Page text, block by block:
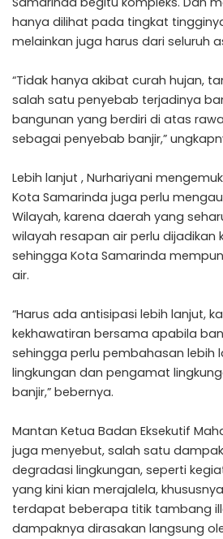
hanya dilihat pada tingkat
melainkan juga harus dari seluruh
“Tidak hanya akibat curah hujan,
salah satu penyebab terjadinya
bangunan yang berdiri di atas
sebagai penyebab banjir,”
Lebih lanjut , Nurhariyani
Kota Samarinda juga perlu
Wilayah, karena daerah yang
wilayah resapan air perlu dijadikan
sehingga Kota Samarinda
air.
“Harus ada antisipasi lebih lanjut,
kekhawatiran bersama apabila
sehingga perlu pembahasan lebih
lingkungan dan pengamat
banjir,” bebernya.
Mantan Ketua Badan Eksekutif
juga menyebut, salah satu
degradasi lingkungan, seperti
yang kini kian merajalela,
terdapat beberapa titik tambang
dampaknya dirasakan langsung